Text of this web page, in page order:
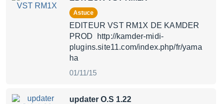
Astuce
EDITEUR VST RM1X DE KAMDER
PROD http://kamder-midi-
plugins.site11.com/index.php/fr/yama
ha
01/11/15
updater O.S 1.22